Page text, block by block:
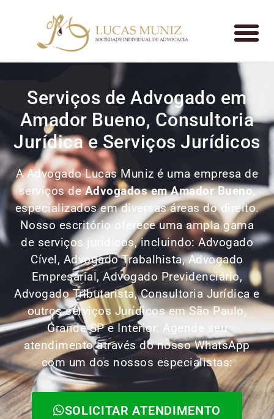
Serviços de Advogado em
Amador Bueno, Consultoria
Jurídica e Serviços Jurídicos
A Advogado Lucas Muniz é uma empresa de
serviços deAdvogadosem Amador Bueno,
especializados em diversas áreas do direito.
Nosso escritório oferece uma ampla gama
de serviços jurídicos, incluindo: Advogado
Cível, Advogado Trabalhista, Advogado
Empresarial, Advogado Previdenciário,
Advogado Tributarista, Consultoria Jurídica e
outros serviços Jurídicos em São Paulo,
Grande SP e Interior. Agende seu
atendimento através do nosso WhatsApp
com um dos nossos especialistas:
SOLICITAR ATENDIMENTO